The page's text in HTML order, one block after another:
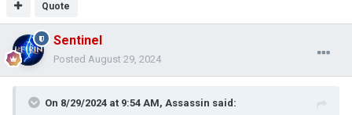
Quote
Sentinel
Posted August 29, 2024
On 8/29/2024 at 9:54 AM, Assassin said: